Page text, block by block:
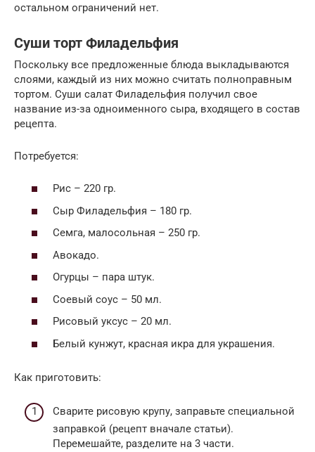
остальном ограничений нет.
Суши торт Филадельфия
Поскольку все предложенные блюда выкладываются
слоями, каждый из них можно считать полноправным
тортом. Суши салат Филадельфия получил свое
название из-за одноименного сыра, входящего в состав
рецепта.
Потребуется:
Рис – 220 гр.
Сыр Филадельфия – 180 гр.
Семга, малосольная – 250 гр.
Авокадо.
Огурцы – пара штук.
Соевый соус – 50 мл.
Рисовый уксус – 20 мл.
Белый кунжут, красная икра для украшения.
Как приготовить:
Сварите рисовую крупу, заправьте специальной
заправкой (рецепт вначале статьи).
Перемешайте, разделите на 3 части.